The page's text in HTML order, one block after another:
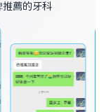
薦的牙科